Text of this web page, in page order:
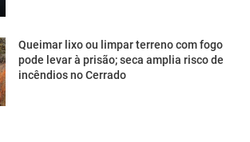
Queimar lixo ou limpar terreno com fogo
pode levar à prisão; seca amplia risco de
incêndios no Cerrado